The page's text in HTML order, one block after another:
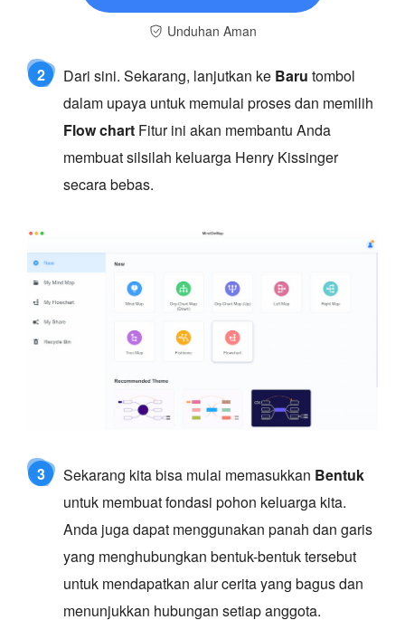
Unduhan Aman
2 Dari sini. Sekarang, lanjutkan ke Baru tombol
dalam upaya untuk memulai proses dan memilih
Flow chart Fitur ini akan membantu Anda
membuat silsilah keluarga Henry Kissinger
secara bebas.
3 Sekarang kita bisa mulai memasukkan Bentuk
untuk membuat fondasi pohon keluarga kita.
Anda juga dapat menggunakan panah dan garis
yang menghubungkan bentuk-bentuk tersebut
untuk mendapatkan alur cerita yang bagus dan
menunjukkan hubungan setiap anggota.